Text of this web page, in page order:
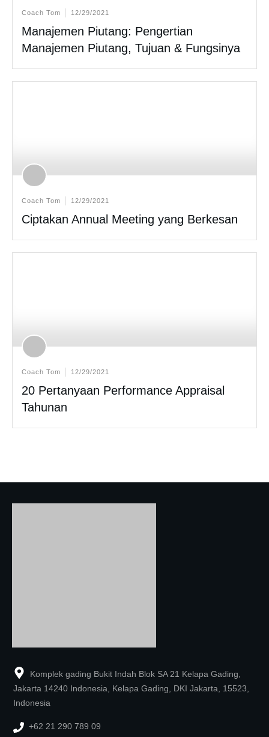
Coach Tom 12/29/2021
Manajemen Piutang: Pengertian
Manajemen Piutang, Tujuan & Fungsinya
Coach Tom 12/29/2021
Ciptakan Annual Meeting yang Berkesan
Coach Tom 12/29/2021
20 Pertanyaan Performance Appraisal
Tahunan
Komplek gading Bukit Indah Blok SA 21 Kelapa Gading,
Jakarta 14240 Indonesia, Kelapa Gading, DKI Jakarta, 15523,
Indonesia
+62 21 290 789 09